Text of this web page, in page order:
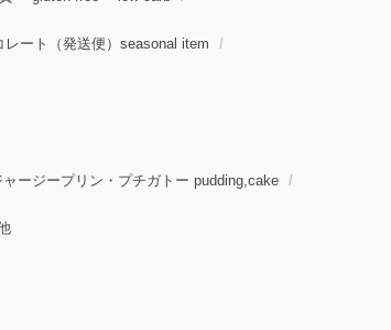
レート（発送便）seasonal item
ャージープリン・プチガトー pudding,cake